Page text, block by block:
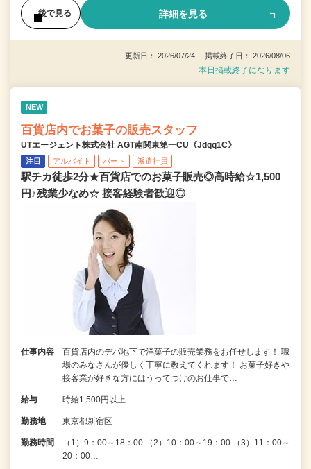
後で見る 詳細を見る
更新日： 2026/07/24 掲載終了日： 2026/08/06
本日掲載終了になります
NEW
百貨店内でお菓子の販売スタッフ
UTエージェント株式会社 AGT南関東第一CU《Jdqq1C》
注目 アルバイト パート 派遣社員
駅チカ徒歩2分★百貨店でのお菓子販売◎高時給☆1,500
円♪残業少なめ☆ 接客経験者歓迎◎
仕事内容
百貨店内のデパ地下で洋菓子の販売業務をお任せします！ 職
場のみなさんが優しく丁寧に教えてくれます！ お菓子好きや
接客業が好きな方にはうってつけのお仕事で…
給与 時給1,500円以上
勤務地 東京都新宿区
勤務時間
（1）9：00～18：00 （2）10：00～19：00 （3）11：00～
20：00…